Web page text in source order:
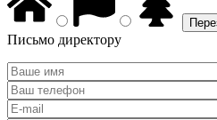
Письмо директору